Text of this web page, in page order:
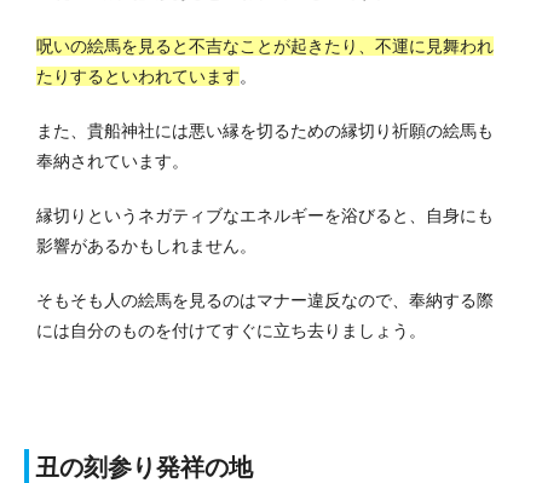
呪いの絵馬を見ると不吉なことが起きたり、不運に見舞われ
たりするといわれています。
また、貴船神社には悪い縁を切るための縁切り祈願の絵馬も
奉納されています。
縁切りというネガティブなエネルギーを浴びると、自身にも
影響があるかもしれません。
そもそも人の絵馬を見るのはマナー違反なので、奉納する際
には自分のものを付けてすぐに立ち去りましょう。
丑の刻参り発祥の地